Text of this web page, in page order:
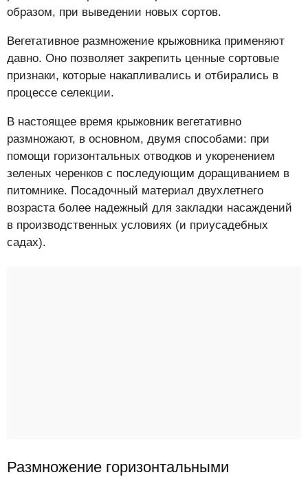
образом, при выведении новых сортов.
Вегетативное размножение крыжовника применяют
давно. Оно позволяет закрепить ценные сортовые
признаки, которые накапливались и отбирались в
процессе селекции.
В настоящее время крыжовник вегетативно
размножают, в основном, двумя способами: при
помощи горизонтальных отводков и укоренением
зеленых черенков с последующим доращиванием в
питомнике. Посадочный материал двухлетнего
возраста более надежный для закладки насаждений
в производственных условиях (и приусадебных
садах).
Размножение горизонтальными